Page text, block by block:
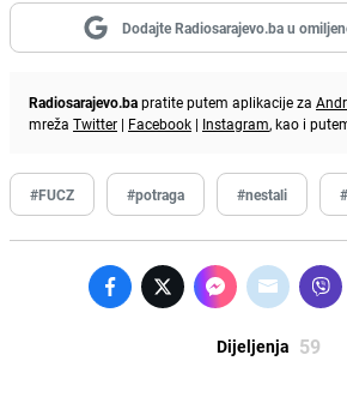
Dodajte Radiosarajevo.ba u
Radiosarajevo.bapratite putem aplikacije za
mreža Twitter | Facebook | Instagram, kao i
#FUCZ #potraga #nestali
Dijeljenja 59